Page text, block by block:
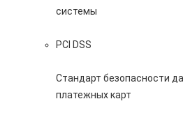
системы
PCI DSS
Стандарт безопасности
платежных карт